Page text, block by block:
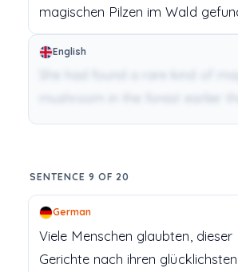
magischen Pilzen im Wald
English
SENTENCE 9 OF 20
German
Viele Menschen glaubten, dieser
Gerichte nach ihren glücklichsten